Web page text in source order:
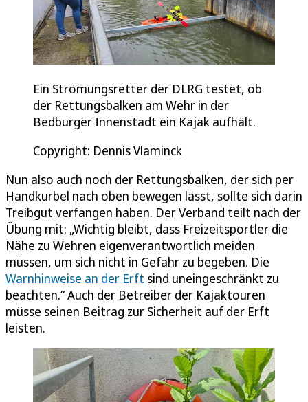
Ein Strömungsretter der DLRG testet, ob
der Rettungsbalken am Wehr in der
Bedburger Innenstadt ein Kajak aufhält.
Copyright: Dennis Vlaminck
Nun also auch noch der Rettungsbalken, der sich per
Handkurbel nach oben bewegen lässt, sollte sich darin
Treibgut verfangen haben. Der Verband teilt nach der
Übung mit: „Wichtig bleibt, dass Freizeitsportler die
Nähe zu Wehren eigenverantwortlich meiden
müssen, um sich nicht in Gefahr zu begeben. Die
Warnhinweise an der Erft sind uneingeschränkt zu
beachten.“ Auch der Betreiber der Kajaktouren
müsse seinen Beitrag zur Sicherheit auf der Erft
leisten.